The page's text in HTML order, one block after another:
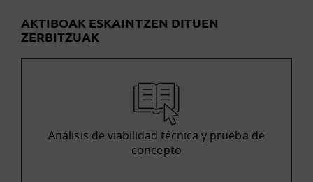
AKTIBOAK ESKAINTZEN DITUEN
ZERBITZUAK
Análisis de viabilidad técnica y prueba de
concepto